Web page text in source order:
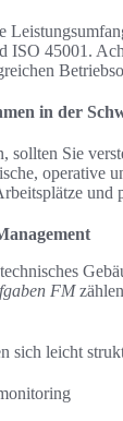
45001.
in der
sollten Sie
operative
und
FM
sich leicht